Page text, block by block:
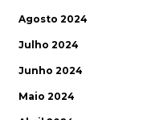
Agosto 2024
Julho 2024
Junho 2024
Maio 2024